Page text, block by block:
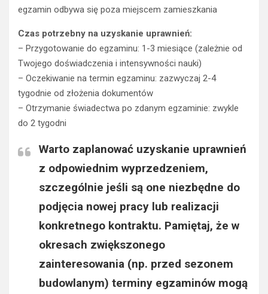
egzamin odbywa się poza miejscem zamieszkania
Czas potrzebny na uzyskanie uprawnień:
– Przygotowanie do egzaminu: 1-3 miesiące (zależnie od
Twojego doświadczenia i intensywności nauki)
– Oczekiwanie na termin egzaminu: zazwyczaj 2-4
tygodnie od złożenia dokumentów
– Otrzymanie świadectwa po zdanym egzaminie: zwykle
do 2 tygodni
Warto zaplanować uzyskanie uprawnień
z odpowiednim wyprzedzeniem,
szczególnie jeśli są one niezbędne do
podjęcia nowej pracy lub realizacji
konkretnego kontraktu. Pamiętaj, że w
okresach zwiększonego
zainteresowania (np. przed sezonem
budowlanym) terminy egzaminów mogą